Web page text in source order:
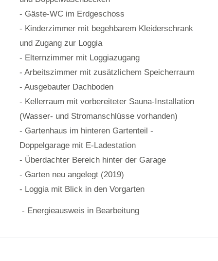
- Gäste-WC im Erdgeschoss
- Kinderzimmer mit begehbarem Kleiderschrank
und Zugang zur Loggia
- Elternzimmer mit Loggiazugang
- Arbeitszimmer mit zusätzlichem Speicherraum
- Ausgebauter Dachboden
- Kellerraum mit vorbereiteter Sauna-Installation
(Wasser- und Stromanschlüsse vorhanden)
- Gartenhaus im hinteren Gartenteil -
Doppelgarage mit E-Ladestation
- Überdachter Bereich hinter der Garage
- Garten neu angelegt (2019)
- Loggia mit Blick in den Vorgarten
- Energieausweis in Bearbeitung